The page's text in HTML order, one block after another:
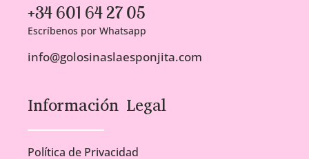
+34 601 64 27 05
Escríbenos por Whatsapp
info@golosinaslaesponjita.com
Información Legal
Política de Privacidad